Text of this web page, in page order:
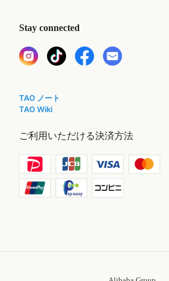
Stay connected
TAO ノート
TAO Wiki
ご利用いただける決済方法